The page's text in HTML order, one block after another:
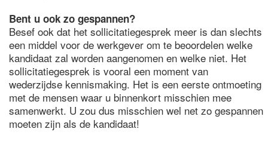
Bent u ook zo gespannen?
Besef ook dat het sollicitatiegesprek meer is dan slechts
een middel voor de werkgever om te beoordelen welke
kandidaat zal worden aangenomen en welke niet. Het
sollicitatiegesprek is vooral een moment van
wederzijdse kennismaking. Het is een eerste ontmoeting
met de mensen waar u binnenkort misschien mee
samenwerkt. U zou dus misschien wel net zo gespannen
moeten zijn als de kandidaat!